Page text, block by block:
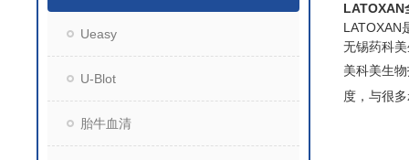
Ueasy
U-Blot
胎牛血清
LATOXAN
LATOXAN
无锡药科
美科美生
度，与很多